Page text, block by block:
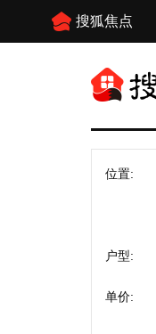
搜狐焦点
位置:
户型:
单价: